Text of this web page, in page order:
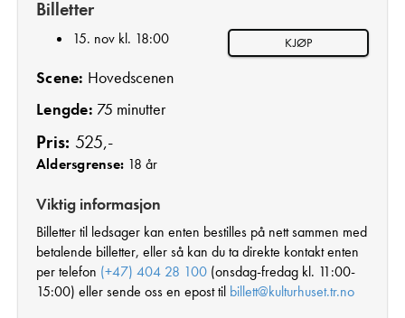
Billetter
15. nov kl. 18:00 KJØP
Scene: Hovedscenen
Lengde: 75 minutter
Pris: 525,-
Aldersgrense: 18 år
Viktig informasjon
Billetter til ledsager kan enten bestilles på nett sammen med
betalende billetter, eller så kan du ta direkte kontakt enten
per telefon (+47) 404 28 100 (onsdag-fredag kl. 11:00-
15:00) eller sende oss en epost til billett@kulturhuset.tr.no